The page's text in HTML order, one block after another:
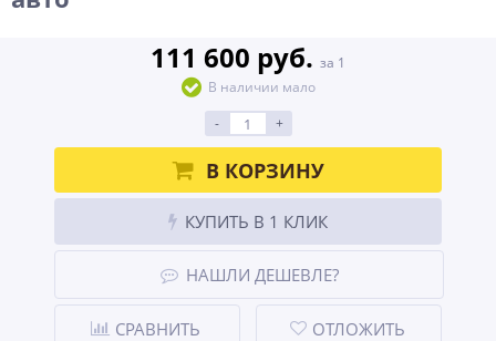
111 600 руб. за 1
В наличии мало
-
+
В КОРЗИНУ
КУПИТЬ В 1 КЛИК
НАШЛИ ДЕШЕВЛЕ?
СРАВНИТЬ ОТЛОЖИТЬ